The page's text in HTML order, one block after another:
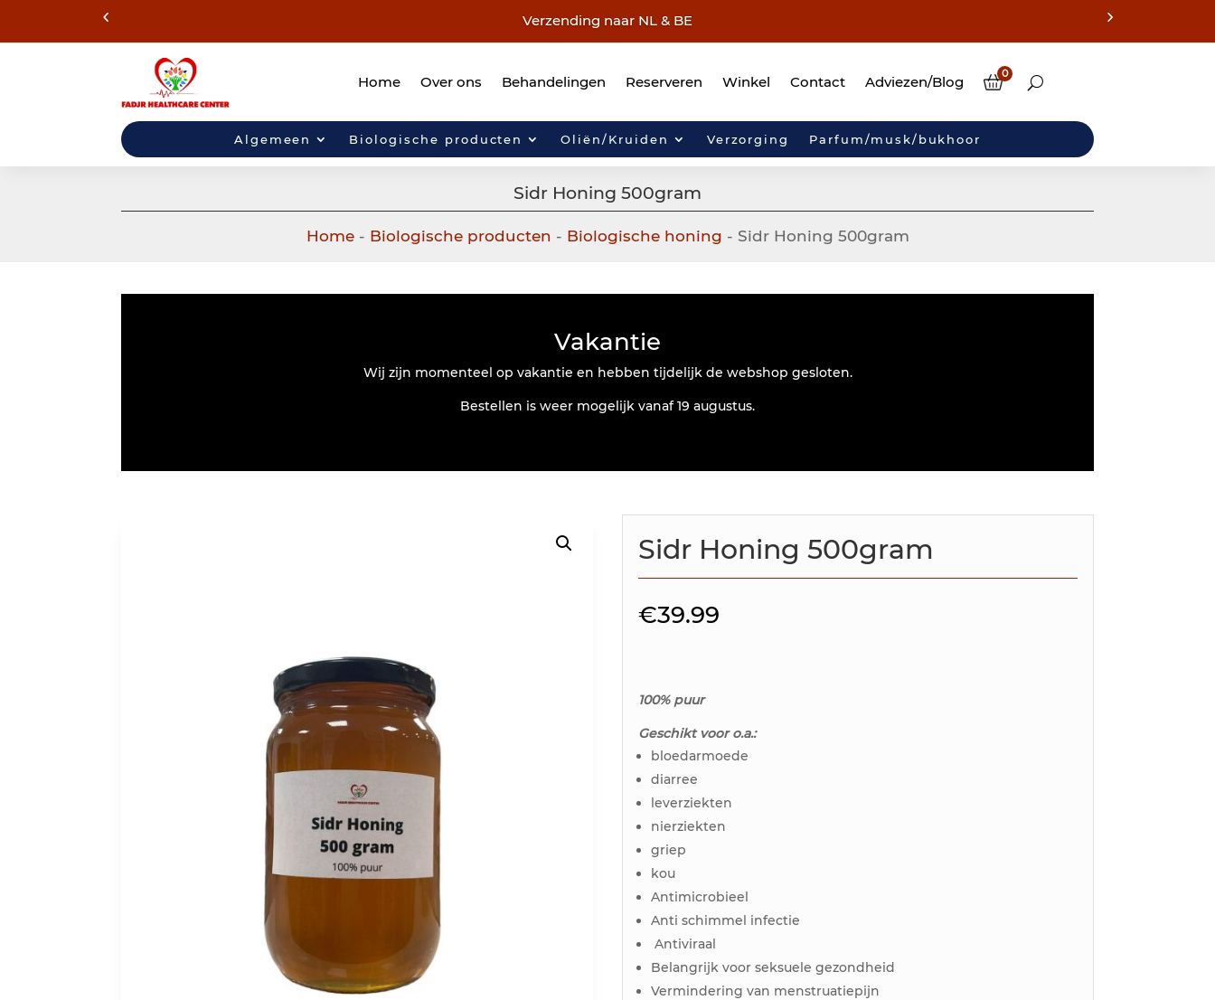
Verzending naar NL & BE
Home Over ons Behandelingen Reserveren Winkel Contact Adviezen/Blog 0
Algemeen Biologische producten Oliën/Kruiden Verzorging Parfum/musk/bukhoor
Sidr Honing 500gram
Home- Biologische producten - Biologische honing - Sidr Honing 500gram
Vakantie
Wij zijn momenteel op vakantie en hebben tijdelijk de webshop gesloten.
Bestellen is weer mogelijk vanaf 19 augustus.
Sidr Honing 500gram
€39.99
100% puur
Geschikt voor o.a.:
bloedarmoede
diarree
leverziekten
nierziekten
griep
kou
Antimicrobieel
Anti schimmel infectie
Antiviraal
Belangrijk voor seksuele gezondheid
Vermindering van menstruatiepijn